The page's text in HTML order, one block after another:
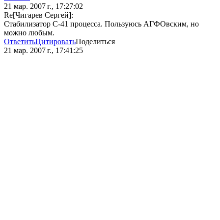
21 мар. 2007 г., 17:27:02
Re[Чигарев Сергей]:
Стабилизатор С-41 процесса. Пользуюсь АГФОвским, но
можно любым.
ОтветитьЦитироватьПоделиться
21 мар. 2007 г., 17:41:25